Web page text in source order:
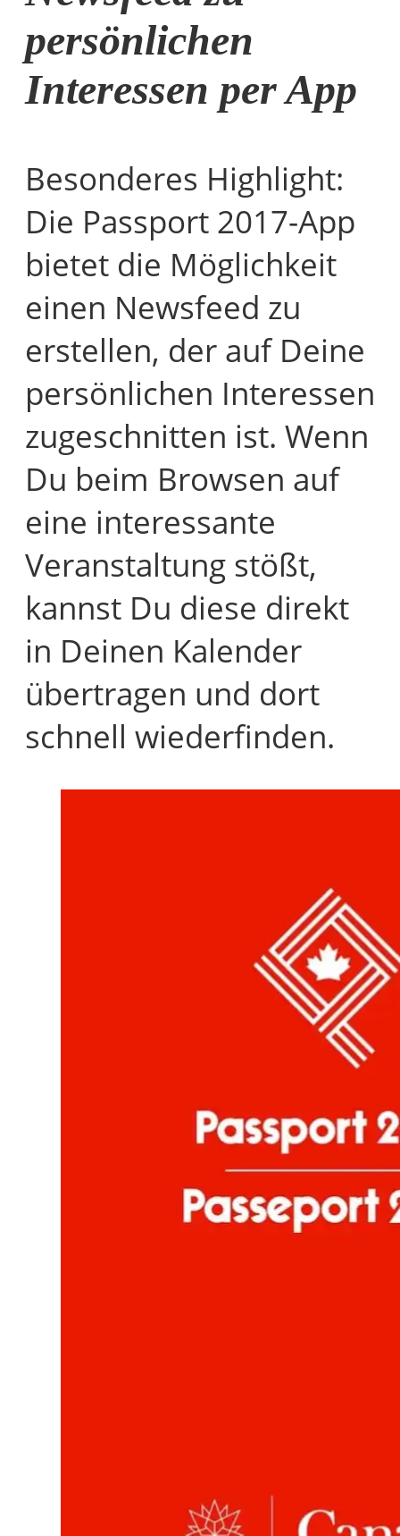
persönlichen
Interessen per App
Besonderes Highlight:
Die Passport 2017-App
bietet die Möglichkeit
einen Newsfeed zu
erstellen, der auf Deine
persönlichen Interessen
zugeschnitten ist. Wenn
Du beim Browsen auf
eine interessante
Veranstaltung stößt,
kannst Du diese direkt
in Deinen Kalender
übertragen und dort
schnell wiederfinden.